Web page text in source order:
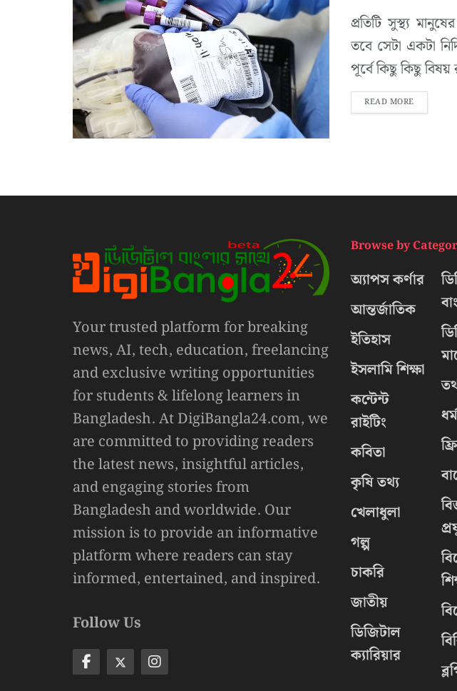
প্রতিটি সুস্থ্য
তবে সেটা একটা
পূর্বে কিছু কিছু
READ MORE
Your trusted platform for breaking
news, AI, tech, education, freelancing
and exclusive writing opportunities
for students & lifelong learners in
Bangladesh. At DigiBangla24.com, we
are committed to providing readers
the latest news, insightful articles,
and engaging stories from
Bangladesh and worldwide. Our
mission is to provide an informative
platform where readers can stay
informed, entertained, and inspired.
Follow Us
Browse by
অ্যাপস কর্ণার
আন্তর্জাতিক
ইতিহাস
ইসলামি শিক্ষা
কন্টেন্ট
রাইটিং
কবিতা
কৃষি তথ্য
খেলাধুলা
গল্প
চাকরি
জাতীয়
ডিজিটাল
ক্যারিয়ার